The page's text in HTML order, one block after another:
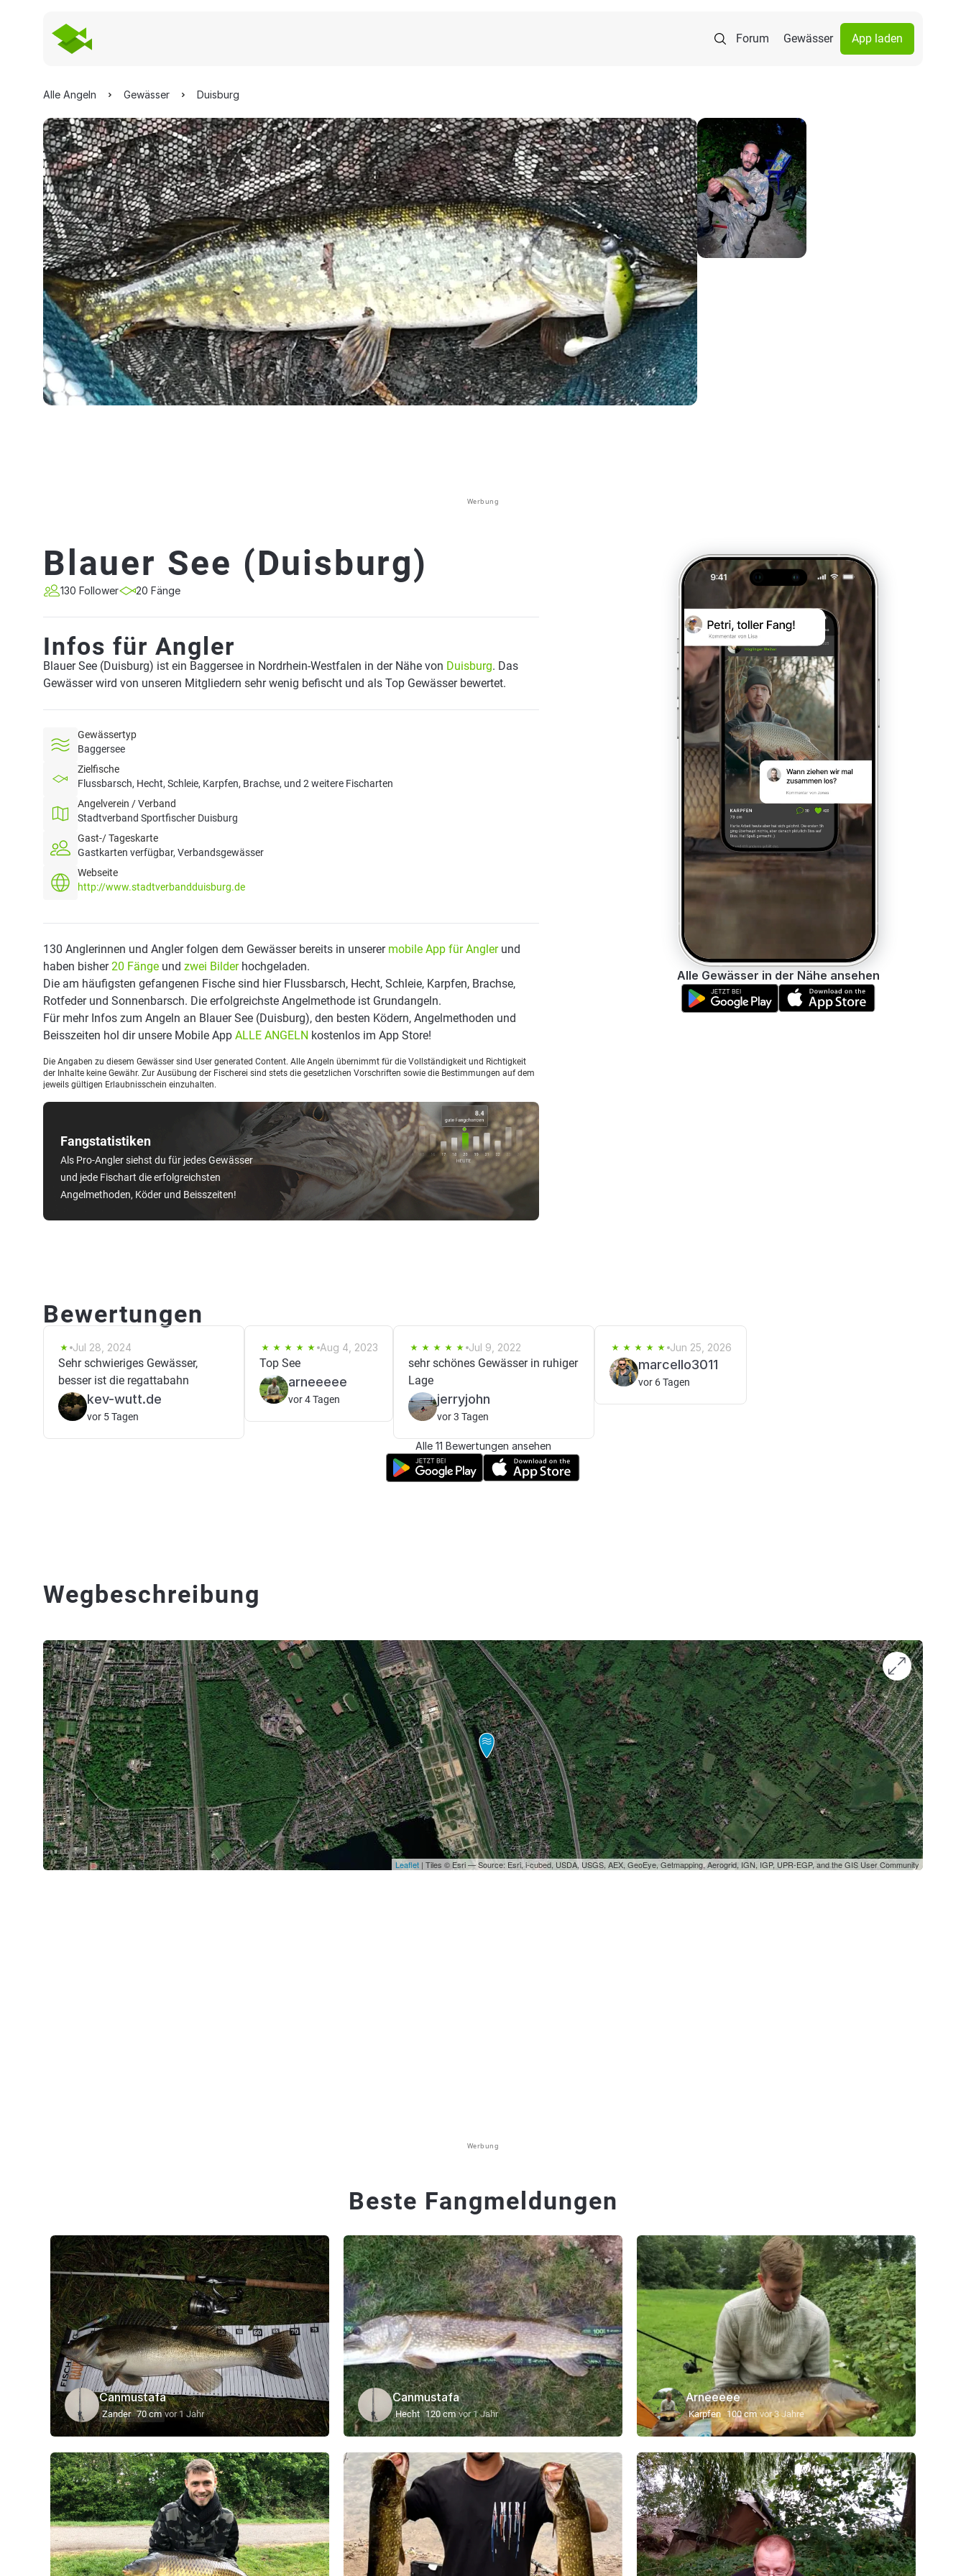
Forum Gewässer App laden
Alle Angeln Gewässer Duisburg
Werbung
Blauer See (Duisburg)
130 Follower 20 Fänge
Infos für Angler
Blauer See (Duisburg) ist ein Baggersee in Nordrhein-Westfalen in der Nähe von Duisburg. Das
Gewässer wird von unseren Mitgliedern sehr wenig befischt und als Top Gewässer bewertet.
Gewässertyp
Baggersee
Zielfische
Flussbarsch, Hecht, Schleie, Karpfen, Brachse, und 2 weitere Fischarten
Angelverein / Verband
Stadtverband Sportfischer Duisburg
Gast-/ Tageskarte
Gastkarten verfügbar, Verbandsgewässer
Webseite
http://www.stadtverbandduisburg.de
Fangstatistiken
Als Pro-Angler siehst du für jedes Gewässer
und jede Fischart die erfolgreichsten
Angelmethoden, Köder und Beisszeiten!
130 Anglerinnen und Angler folgen dem Gewässer bereits in unserer mobile App für Anglerund
haben bisher20 Fänge und zwei Bilderhochgeladen.
Die am häufigsten gefangenen Fische sind hier Flussbarsch, Hecht, Schleie, Karpfen, Brachse,
Rotfeder und Sonnenbarsch. Die erfolgreichste Angelmethode ist Grundangeln.
Für mehr Infos zum Angeln an Blauer See (Duisburg), den besten Ködern, Angelmethoden und
Beisszeiten hol dir unsere Mobile App ALLE ANGELN kostenlos im App Store!
Die Angaben zu diesem Gewässer sind User generated Content. Alle Angeln übernimmt für die Vollständigkeit und Richtigkeit
der Inhalte keine Gewähr. Zur Ausübung der Fischerei sind stets die gesetzlichen Vorschriften sowie die Bestimmungen auf dem
jeweils gültigen Erlaubnisschein einzuhalten.
Alle Gewässer in der Nähe ansehen
Bewertungen
Jul 28, 2024
Sehr schwieriges Gewässer,
besser ist die regattabahn
kev-wutt.de
vor 5 Tagen
Aug 4, 2023
Top See
arneeeee
vor 4 Tagen
Jul 9, 2022
sehr schönes Gewässer in ruhiger
Lage
jerryjohn
vor 3 Tagen
Jun 25, 2026
marcello3011
vor 6 Tagen
Alle 11 Bewertungen ansehen
Wegbeschreibung
Leaflet | Tiles © Esri — Source: Esri, i-cubed, USDA, USGS, AEX, GeoEye, Getmapping, Aerogrid, IGN, IGP, UPR-EGP, and the GIS User Community
Werbung
Beste Fangmeldungen
Canmustafa
Zander 70 cm vor 1 Jahr
Canmustafa
Hecht 120 cm vor 1 Jahr
Arneeeee
Karpfen 100 cm vor 3 Jahre